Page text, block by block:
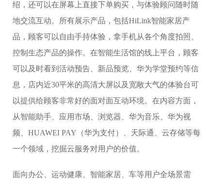
绍，还可以在屏幕上直接下单购买，与体验顾问随时随
地交流互动。所有展示产品，包括HiLink智能家居产
品，顾客可以自由手持体验，拿手机从各个角度拍照、
控制生态产品的操作。在智能生活馆的线上平台，顾客
可以及时看到活动预告、新品预览、华为学堂预约等信
息，店内近30平米的高清大屏以及宽敞大气的体验台可
以提供给顾客非常好的面对面互动环境。在内容方面，
从智能助手、应用市场、浏览器、华为音乐、华为视
频、HUAWEI PAY（华为支付）、天际通、云存储等每
一个领域，挖掘云服务对用户的价值。
面向办公、运动健康、智能家居、车等用户全场景需